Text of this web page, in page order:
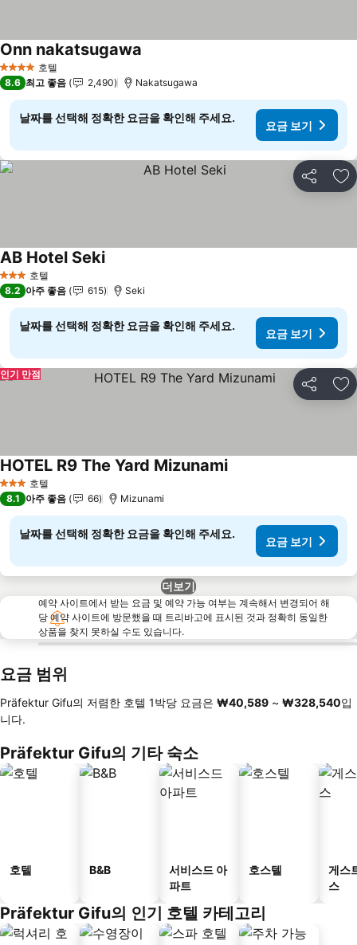
4 성급 호텔
Onn nakatsugawa
8.6 최고 좋음 2,490 Nakatsugawa
날짜를 선택해 정확한 요금을 확인해 주세요.
요금 보기
공유 즐
3 성급 호텔
AB Hotel Seki
8.2 아주 좋음 615 Seki
날짜를 선택해 정확한 요금을 확인해 주세요.
요금 보기
공유 즐
인기 만점
3 성급 호텔
HOTEL R9 The Yard Mizunami
8.1 아주 좋음 66 Mizunami
날짜를 선택해 정확한 요금을 확인해 주세요.
요금 보기
더보기
예약 사이트에서 받는 요금 및 예약 가능 여부는 계속해서 변경되어 해
당 예약 사이트에 방문했을 때 트리바고에 표시된 것과 정확히 동일한
상품을 찾지 못하실 수도 있습니다.
요금 범위
Präfektur Gifu의 저렴한 호텔 1박당 요금은 ‎₩40,589 ~ ‎₩328,540입
니다.
Präfektur Gifu의 기타 숙소
호텔 B&B
서비스드 아
파트
호스텔
게스
스
Präfektur Gifu의 인기 호텔 카테고리